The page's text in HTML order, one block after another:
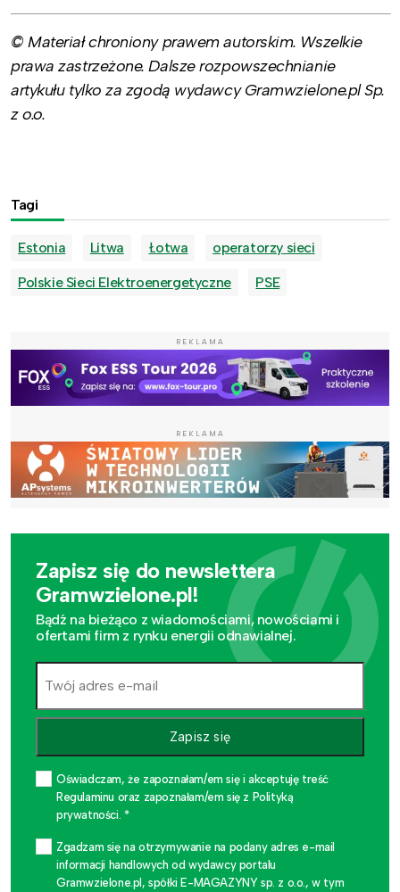
© Materiał chroniony prawem autorskim. Wszelkie
prawa zastrzeżone. Dalsze rozpowszechnianie
artykułu tylko za zgodą wydawcy Gramwzielone.pl Sp.
z o.o.
Tagi
Estonia Litwa Łotwa operatorzy sieci
Polskie Sieci Elektroenergetyczne PSE
REKLAMA
REKLAMA
Zapisz się do newslettera
Gramwzielone.pl!
Bądź na bieżąco z wiadomościami, nowościami i
ofertami firm z rynku energii odnawialnej.
Zapisz się
Oświadczam, że zapoznałam/em się i akceptuję treść
Regulaminu oraz zapoznałam/em się z Polityką
prywatności. *
Zgadzam się na otrzymywanie na podany adres e-mail
informacji handlowych od wydawcy portalu
Gramwzielone.pl, spółki E-MAGAZYNY sp. z o.o., w tym